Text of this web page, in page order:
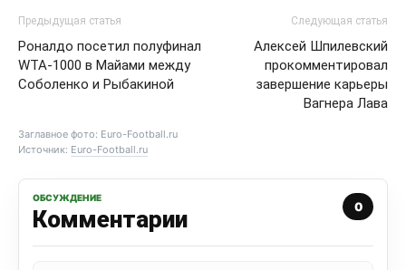
Предыдущая статья
Роналдо посетил полуфинал
WTA-1000 в Майами между
Соболенко и Рыбакиной
Следующая статья
Алексей Шпилевский
прокомментировал
завершение карьеры
Вагнера Лава
Заглавное фото: Euro-Football.ru
Источник: Euro-Football.ru
ОБСУЖДЕНИЕ
Комментарии 0